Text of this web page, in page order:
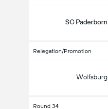
SC Paderborn
Relegation/Promotion
Wolfsburg
Round 34